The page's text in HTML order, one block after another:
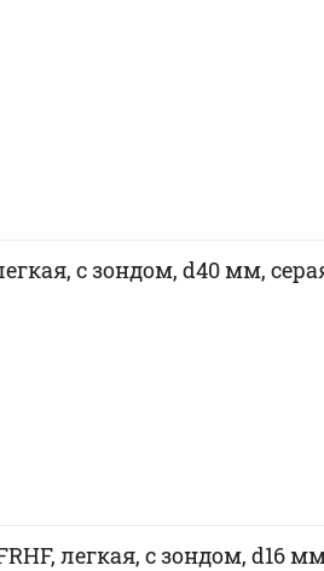
с зондом, d40 мм,
легкая, с зондом, d16